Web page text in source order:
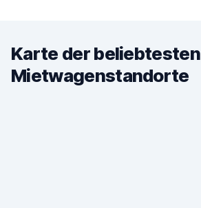
Karte der beliebtesten
Mietwagenstandorte